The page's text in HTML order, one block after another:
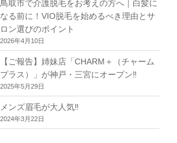
鳥取市で介護脱毛をお考えの方へ｜白髪に
なる前に！VIO脱毛を始めるべき理由とサ
ロン選びのポイント
2026年4月10日
【ご報告】姉妹店「CHARM＋（チャーム
プラス）」が神戸・三宮にオープン‼︎
2025年5月29日
メンズ眉毛が大人気‼︎
2024年3月22日